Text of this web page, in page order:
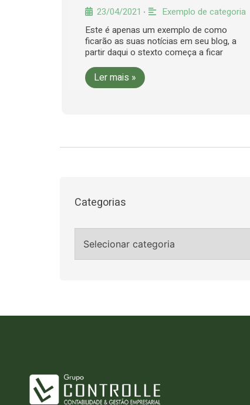
23/04/2021 •
Exemplo de categoria
Este é apenas um exemplo de como
ficarão as suas notícias em seu blog, a
partir daqui o stexto começa a ficar
Ler mais »
Categorias